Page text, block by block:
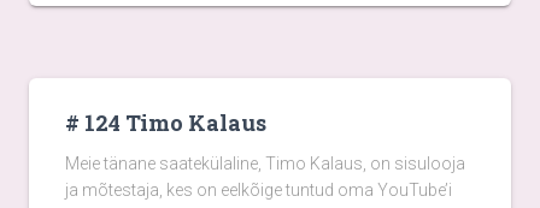
# 124 Timo Kalaus
Meie tänane saatekülaline, Timo Kalaus, on sisulooja
ja mõtestaja, kes on eelkõige tuntud oma YouTube’i